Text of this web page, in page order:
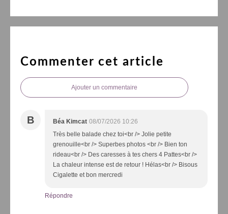
Commenter cet article
Ajouter un commentaire
B Béa Kimcat 08/07/2026 10:26
Très belle balade chez toi<br /> Jolie petite
grenouille<br /> Superbes photos <br /> Bien ton
rideau<br /> Des caresses à tes chers 4 Pattes<br />
La chaleur intense est de retour ! Hélas<br /> Bisous
Cigalette et bon mercredi
Répondre